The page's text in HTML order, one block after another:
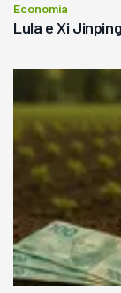
Economia
Lula e Xi